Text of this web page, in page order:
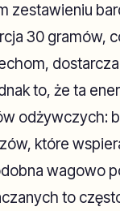
zestawieniu
30 gramów,
to, że ta
odżywczych:
które
wagowo
to